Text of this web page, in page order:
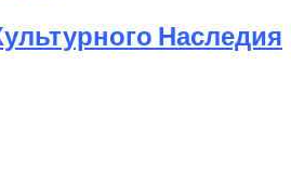
Наследия